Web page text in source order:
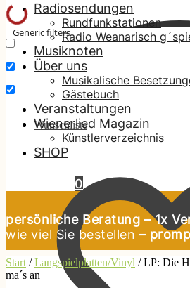
Generic filters
Nur exakte Ergebnisse
Suche im Titel
Suche im Inhalt
Wunschliste
Radiosendungen
Rundfunkstationen
Radio Weanarisch
Musiknoten
Über uns
Musikalische
Gästebuch
Veranstaltungen
Wienerlied Magazin
Künstlerverzeichnis
SHOP
0
persönliche Beratung – 1x
wie viel Sie bestellen –
Start /Langspielplatten/Vinyl /LP: Die
ma´s an